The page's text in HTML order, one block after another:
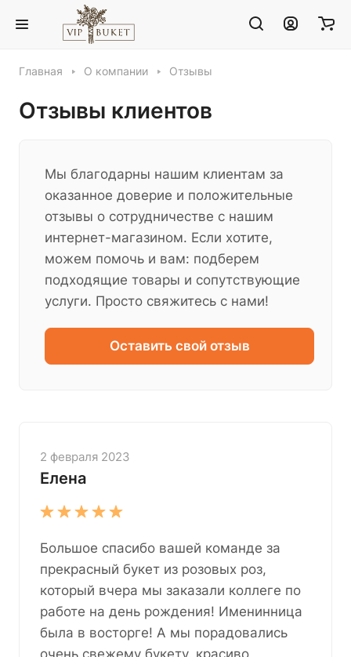
Главная О компании Отзывы
Отзывы клиентов
Мы благодарны нашим клиентам за
оказанное доверие и положительные
отзывы о сотрудничестве с нашим
интернет-магазином. Если хотите,
можем помочь и вам: подберем
подходящие товары и сопутствующие
услуги. Просто свяжитесь с нами!
Оставить свой отзыв
2 февраля 2023
Елена
Большое спасибо вашей команде за
прекрасный букет из розовых роз,
который вчера мы заказали коллеге по
работе на день рождения! Именинница
была в восторге! А мы порадовались
очень свежему букету, красиво